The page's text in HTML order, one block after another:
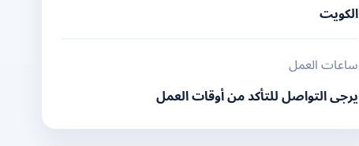
الكويت
ساعات العمل
يرجى التواصل للتأكد من أوقات العمل